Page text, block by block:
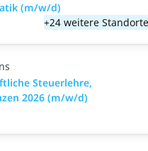
(m/w/d)
+24 weitere Standorte
Steuerlehre,
2026 (m/w/d)